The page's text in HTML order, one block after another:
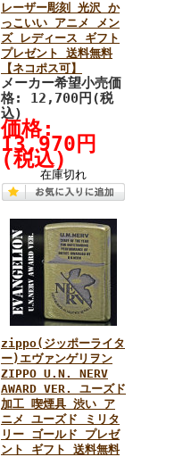
レーザー彫刻 光沢 か
っこいい アニメ メン
ズ レディース ギフト
プレゼント 送料無料
【ネコポス可】
メーカー希望小売価
格: 12,700円(税
込)
価格:
13,970円
(税込)
在庫切れ
zippo(ジッポーライタ
ー)エヴァンゲリヲン
ZIPPO U.N. NERV
AWARD VER. ユーズド
加工 喫煙具 渋い ア
ニメ ユーズド ミリタ
リー ゴールド プレゼ
ント ギフト 送料無料